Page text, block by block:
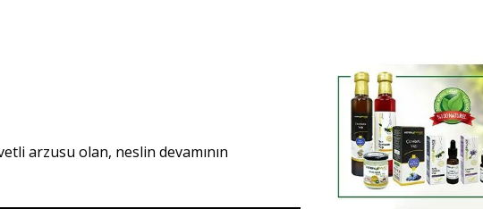
arzusu olan, neslin devamının